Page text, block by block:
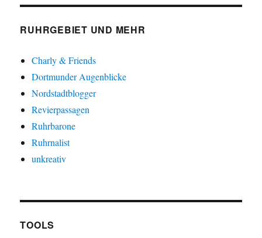
RUHRGEBIET UND MEHR
Charly & Friends
Dortmunder Augenblicke
Nordstadtblogger
Revierpassagen
Ruhrbarone
Ruhrnalist
unkreativ
TOOLS